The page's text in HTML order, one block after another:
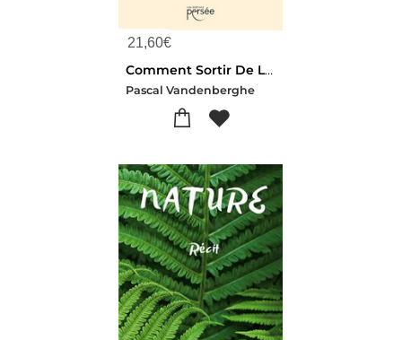
21,60€
Comment Sortir De La Psychose Climatique ? Eloge De L'esprit Sapiens
Pascal Vandenberghe